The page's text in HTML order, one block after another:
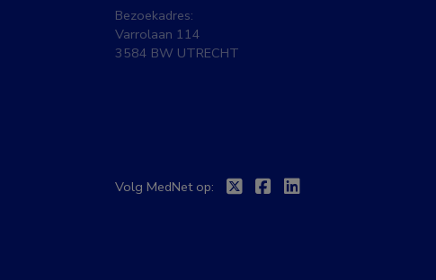
Bezoekadres:
Varrolaan 114
3584 BW UTRECHT
Volg MedNet op: TwitterFacebook
Linkedin